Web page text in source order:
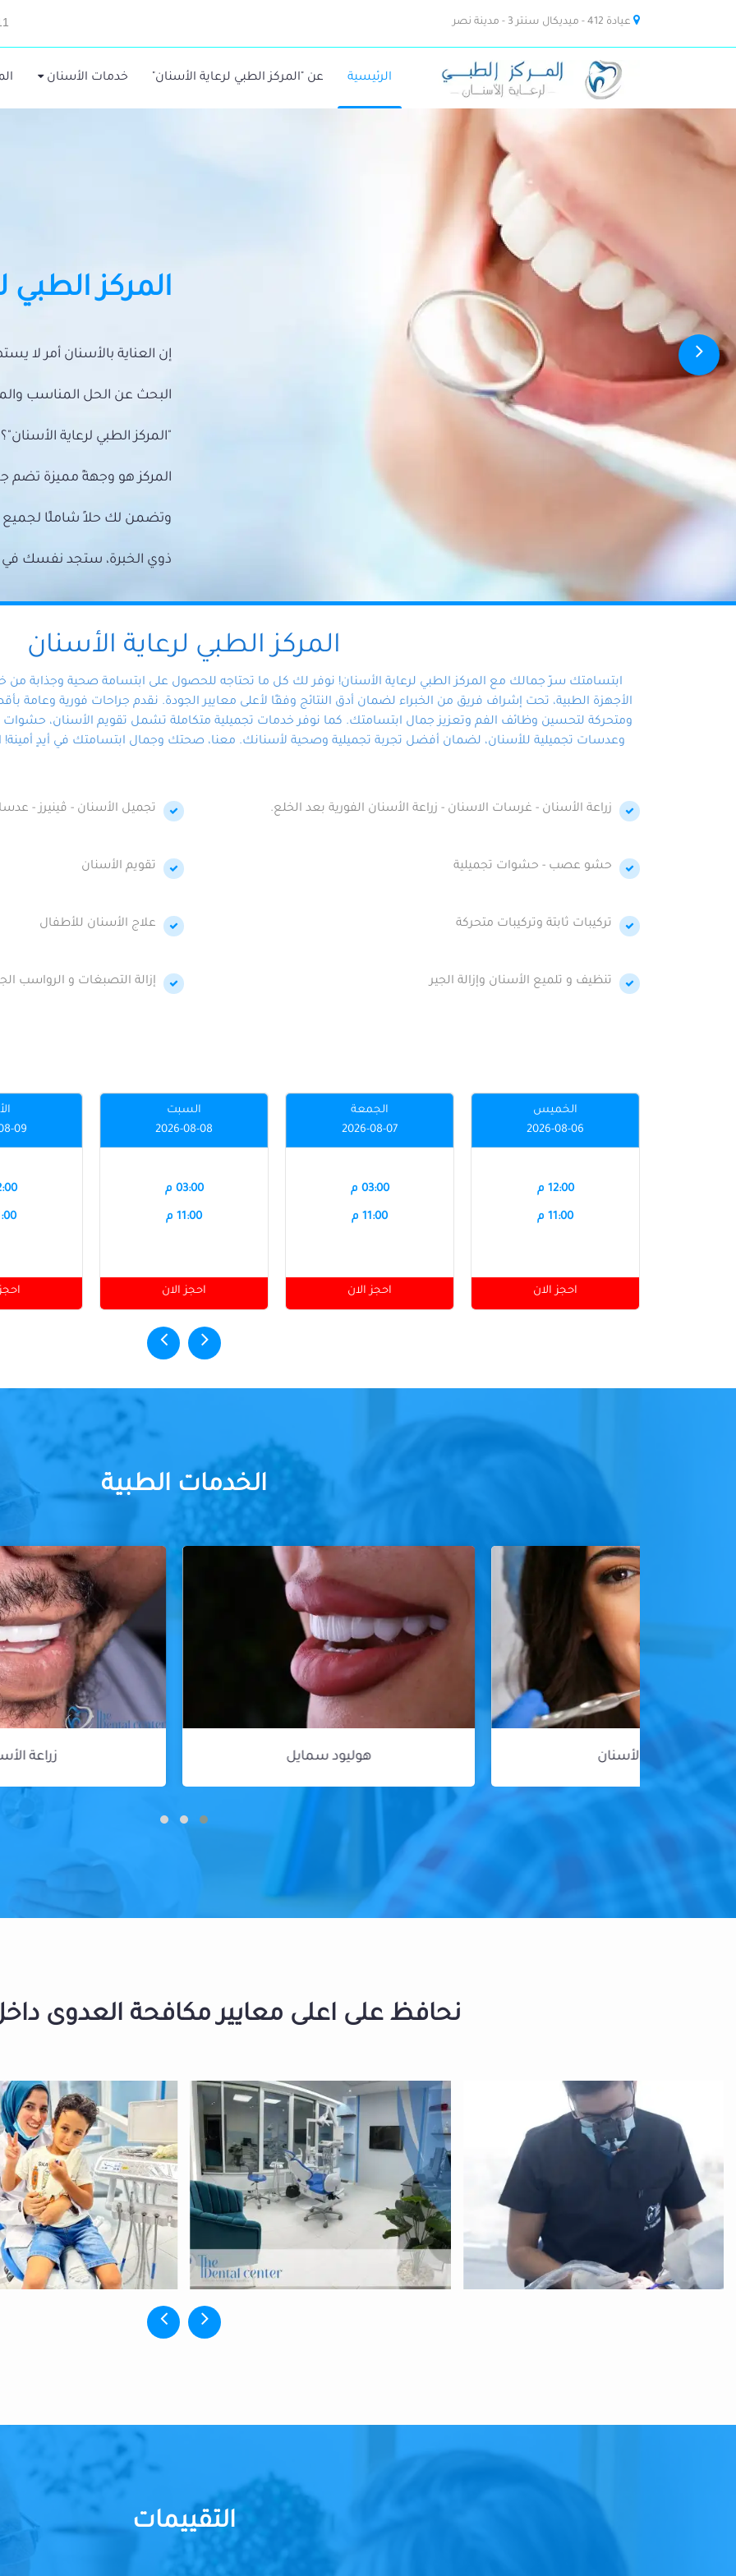
عيادة 412 - ميديكال سنتر 3 - مدينة نصر
الرئيسية عن "المركز الطبي لرعاية الأسنان" خدمات الأسنان
المركز الطبي
إن العناية بالأسنان أمر لا
البحث عن الحل المناسب
"المركز الطبي لرعاية الأسنان"؟
المركز هو وجهةً مميزة تضم
وتضمن لك حلاً شاملًا
ذوي الخبرة، ستجد نفسك في
المركز الطبي لرعاية الأسنان
ابتسامتك سرّ جمالك مع المركز الطبي لرعاية الأسنان! نوفر لك كل ما تحتاجه للحصول على ابتسامة صحية وجذابة
الأجهزة الطبية، تحت إشراف فريق من الخبراء لضمان أدق النتائج وفقًا لأعلى معايير الجودة. نقدم جراحات فورية وعامة
ومتحركة لتحسين وظائف الفم وتعزيز جمال ابتسامتك. كما نوفر خدمات تجميلية متكاملة تشمل تقويم الأسنان، حشوات
وعدسات تجميلية للأسنان، لضمان أفضل تجربة تجميلية وصحية لأسنانك. معنا، صحتك وجمال ابتسامتك في أيدٍ أمينة!
زراعة الأسنان - غرسات الاسنان - زراعة الأسنان الفورية بعد الخلع. تجميل الأسنان - ڤينيرز -
حشو عصب - حشوات تجميلية تقويم الأسنان
تركيبات ثابتة وتركيبات متحركة علاج الأسنان للأطفال
تنظيف و تلميع الأسنان وإزالة الجير إزالة التصبغات و الرواسب
الخميس
2026-08-06
12:00 م
11:00 م
احجز الان
الجمعة
2026-08-07
03:00 م
11:00 م
احجز الان
السبت
2026-08-08
03:00 م
11:00 م
احجز الان
09
الخدمات الطبية
نحافظ على اعلى معايير مكافحة العدوى
التقييمات